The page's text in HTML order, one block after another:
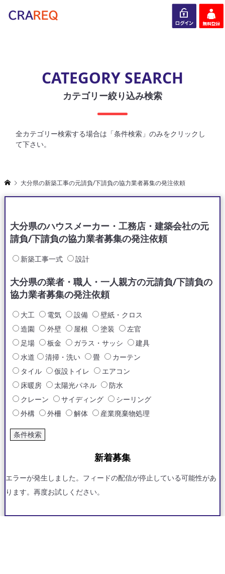
CATEGORY SEARCH
カテゴリー絞り込み検索
全カテゴリー検索する場合は「条件検索」のみをクリックし
て下さい。
大分県の新築工事の元請負/下請負の協力業者募集の発注依頼
大分県のハウスメーカー・工務店・建築会社の元
請負/下請負の協力業者募集の発注依頼
新築工事一式 設計
大分県の業者・職人・一人親方の元請負/下請負の
協力業者募集の発注依頼
大工 電気 設備
壁紙・クロス
造園
外壁 屋根 塗装
左官
足場
板金 ガラス・サッシ
建具
水道
清掃・洗い 畳
カーテン
タイル
仮設トイレ
エアコン
床暖房
太陽光パネル
防水
クレーン
サイディング
シーリング
外構
外柵 解体 産業廃棄物処理
新着募集
エラーが発生しました。フィードの配信が停止している可能性があ
ります。再度お試しください。